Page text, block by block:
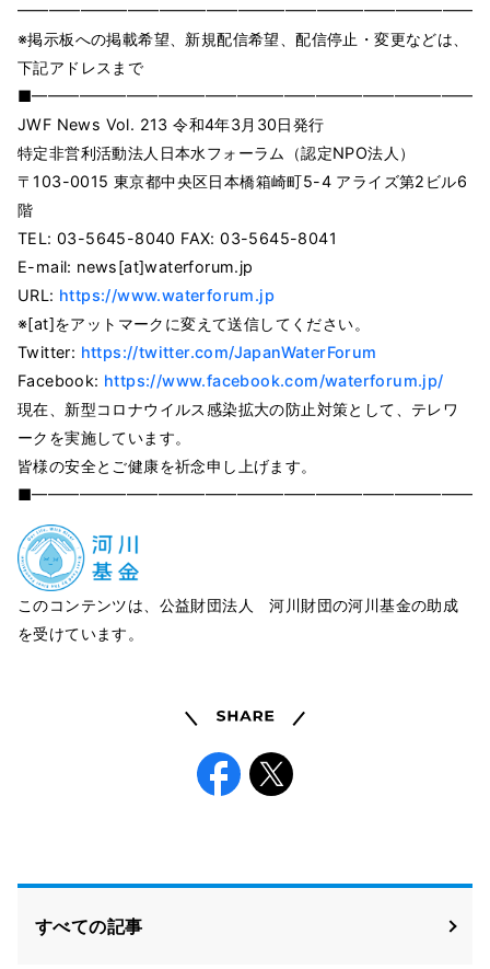
※掲⽰板への掲載希望、新規配信希望、配信停⽌・変更などは、
下記アドレスまで
JWF News Vol. 213 令和4年3⽉30⽇発⾏
特定⾮営利活動法⼈⽇本⽔フォーラム（認定NPO法⼈）
〒103-0015 東京都中央区⽇本橋箱崎町5-4 アライズ第2ビル6
階
TEL: 03-5645-8040 FAX: 03-5645-8041
E-mail: news[at]waterforum.jp
URL: https://www.waterforum.jp
※[at]をアットマークに変えて送信してください。
Twitter: https://twitter.com/JapanWaterForum
Facebook: https://www.facebook.com/waterforum.jp/
現在、新型コロナウイルス感染拡⼤の防⽌対策として、テレワ
ークを実施しています。
皆様の安全とご健康を祈念申し上げます。
このコンテンツは、公益財団法人 河川財団の河川基金の助成
を受けています。
Share
すべての記事